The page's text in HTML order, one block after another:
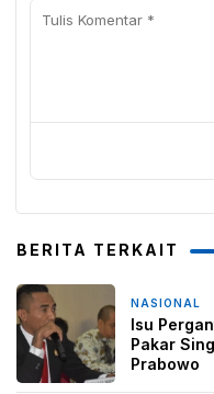
BERITA TERKAIT
NASIONAL
Isu
Pakar
Prabowo